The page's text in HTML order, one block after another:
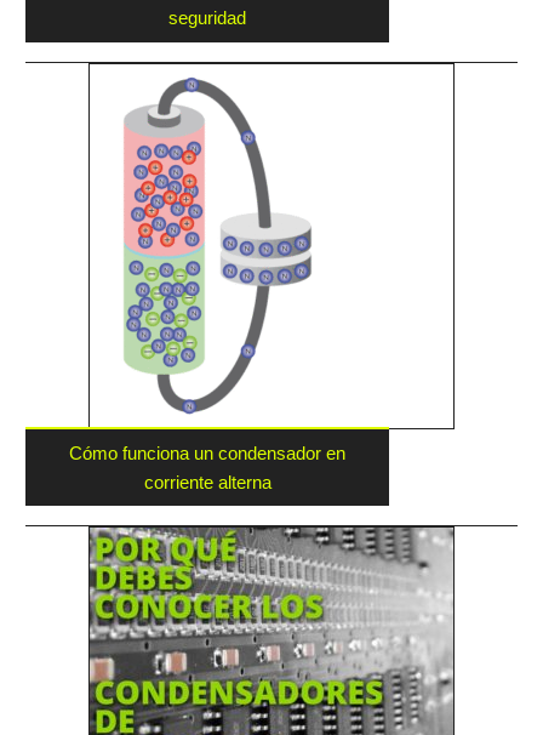
seguridad
Cómo funciona un condensador en
corriente alterna